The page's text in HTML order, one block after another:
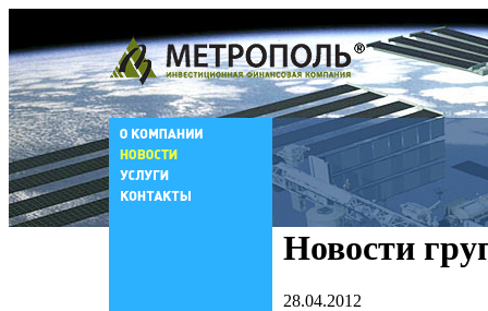
Новости
28.04.2012